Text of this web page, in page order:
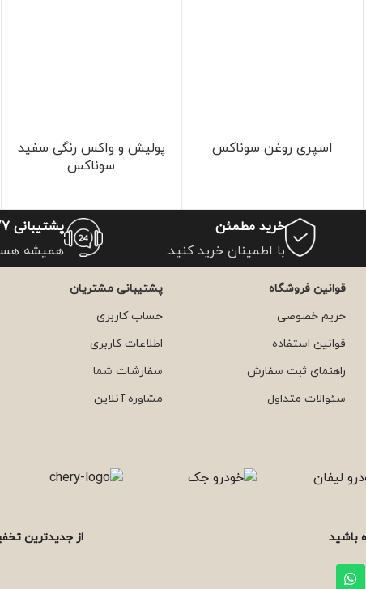
اسپری روغن سوناکس
پولیش و واکس رنگی سفید
سوناکس
خرید مطمئن
با اطمینان خرید کنید.
پشتیبانی 24/7
همیشه
قوانین فروشگاه
حریم خصوصی
قوانین استفاده
راهنمای ثبت سفارش
سئوالات متداول
پشتیبانی مشتریان
حساب کاربری
اطلاعات کاربری
سفارشات شما
مشاوره آنلاین
باشید از جدیدترین